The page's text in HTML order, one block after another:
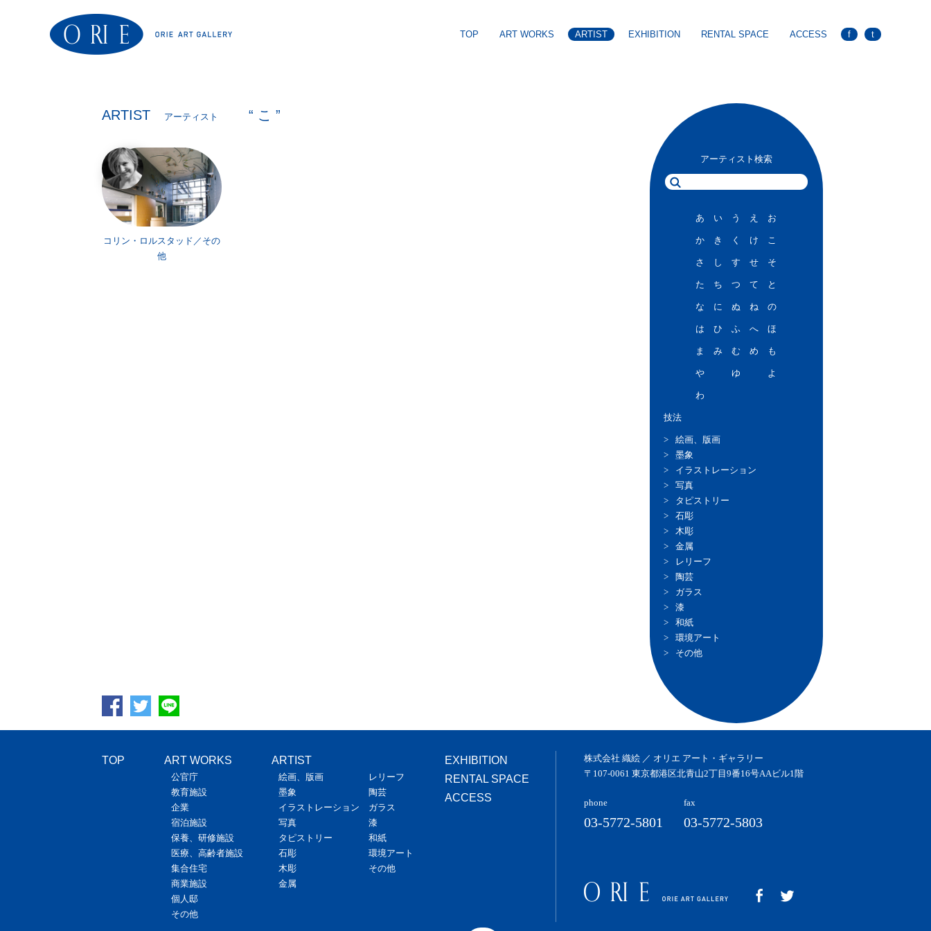
TOP ART WORKS ARTIST EXHIBITION RENTAL SPACE ACCESS f t
ARTIST アーティスト “ こ ”
コリン・ロルスタッド／その
他
アーティスト検索
あ い う え お
か き く け こ
さ し す せ そ
た ち つ て と
な に ぬ ね の
は ひ ふ へ ほ
ま み む め も
や ゆ よ
わ
技法
絵画、版画
墨象
イラストレーション
写真
タピストリー
石彫
木彫
金属
レリーフ
陶芸
ガラス
漆
和紙
環境アート
その他
TOP ART WORKS
公官庁
教育施設
企業
宿泊施設
保養、研修施設
医療、高齢者施設
集合住宅
商業施設
個人邸
その他
ARTIST
絵画、版画
墨象
イラストレーション
写真
タピストリー
石彫
木彫
金属
レリーフ
陶芸
ガラス
漆
和紙
環境アート
その他
EXHIBITION
RENTAL SPACE
ACCESS
株式会社 織絵 ／ オリエ アート・ギャラリー
〒107-0061 東京都港区北青山2丁目9番16号AAビル1階
phone
03-5772-5801
fax
03-5772-5803